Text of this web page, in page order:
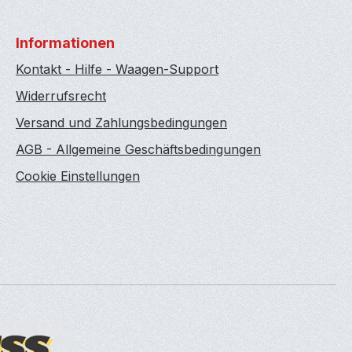
Informationen
Kontakt - Hilfe - Waagen-Support
Widerrufsrecht
Versand und Zahlungsbedingungen
AGB - Allgemeine Geschäftsbedingungen
Cookie Einstellungen